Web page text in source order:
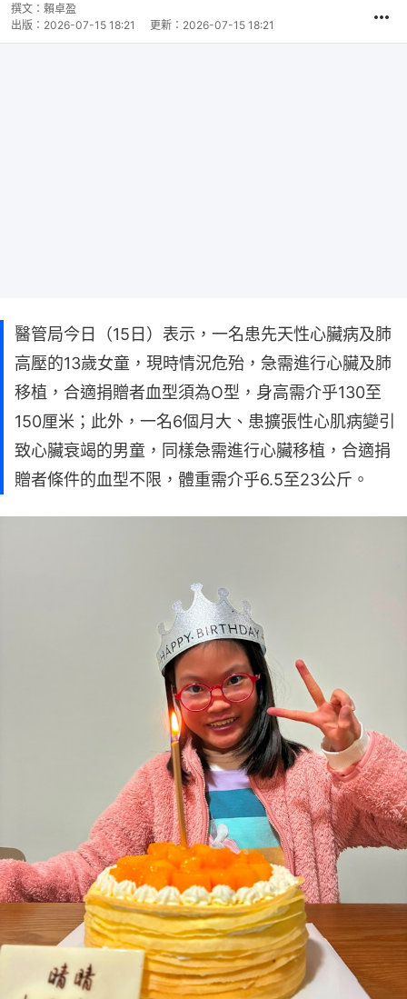
撰文： 賴卓盈
出版： 2026-07-15 18:21 更新： 2026-07-15 18:21
醫管局今日（15日）表示，一名患先天性心臟病及肺
高壓的13歲女童，現時情況危殆，急需進行心臟及肺
移植，合適捐贈者血型須為O型，身高需介乎130至
150厘米；此外，一名6個月大、患擴張性心肌病變引
致心臟衰竭的男童，同樣急需進行心臟移植，合適捐
贈者條件的血型不限，體重需介乎6.5至23公斤。